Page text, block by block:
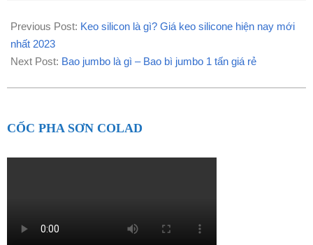
07-
24
Previous Post: Keo silicon là gì? Giá keo silicone hiện nay mới
nhất 2023
Next Post: Bao jumbo là gì – Bao bì jumbo 1 tấn giá rẻ
CỐC PHA SƠN COLAD